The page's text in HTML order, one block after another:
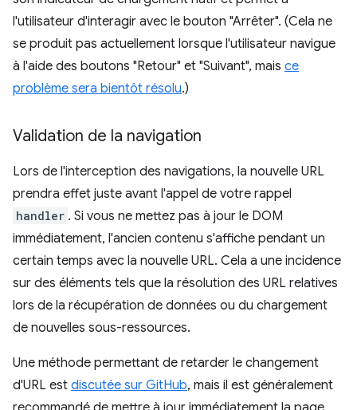
l'utilisateur d'interagir avec le bouton "Arrêter". (Cela ne
se produit pas actuellement lorsque l'utilisateur navigue
à l'aide des boutons "Retour" et "Suivant", mais ce
problème sera bientôt résolu.)
Validation de la navigation
Lors de l'interception des navigations, la nouvelle URL
prendra effet juste avant l'appel de votre rappel
handler . Si vous ne mettez pas à jour le DOM
immédiatement, l'ancien contenu s'affiche pendant un
certain temps avec la nouvelle URL. Cela a une incidence
sur des éléments tels que la résolution des URL relatives
lors de la récupération de données ou du chargement
de nouvelles sous-ressources.
Une méthode permettant de retarder le changement
d'URL est discutée sur GitHub, mais il est généralement